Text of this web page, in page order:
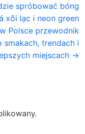
spróbować bóng
xôi lạc i neon green
Polsce przewodnik
smakach, trendach i
miejscach →